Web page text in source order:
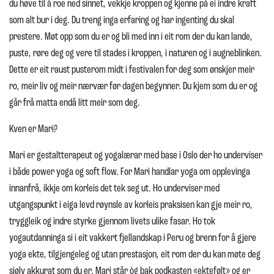
du høve til å roe ned sinnet, vekkje kroppen og kjenne på ei indre kraft
som alt bur i deg. Du treng inga erfaring og har ingenting du skal
prestere. Møt opp som du er og bli med inn i eit rom der du kan lande,
puste, røre deg og vere til stades i kroppen, i naturen og i augneblinken.
Dette er eit raust pusterom midt i festivalen for deg som ønskjer meir
ro, meir liv og meir nærvær før dagen begynner. Du kjem som du er og
går frå matta endå litt meir som deg.
Kven er Mari?
Mari er gestaltterapeut og yogalærar med base i Oslo der ho underviser
i både power yoga og soft flow. For Mari handlar yoga om opplevinga
innanfrå, ikkje om korleis det tek seg ut. Ho underviser med
utgangspunkt i eiga levd røynsle av korleis praksisen kan gje meir ro,
tryggleik og indre styrke gjennom livets ulike fasar. Ho tok
yogautdanninga si i eit vakkert fjellandskap i Peru og brenn for å gjere
yoga ekte, tilgjengeleg og utan prestasjon, eit rom der du kan møte deg
sjølv akkurat som du er. Mari står òg bak podkasten «ektefølt» og er